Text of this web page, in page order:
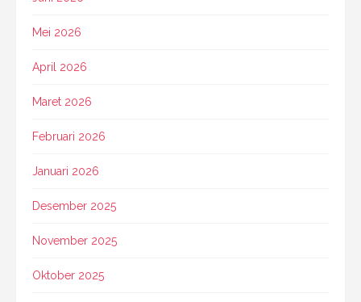
Mei 2026
April 2026
Maret 2026
Februari 2026
Januari 2026
Desember 2025
November 2025
Oktober 2025